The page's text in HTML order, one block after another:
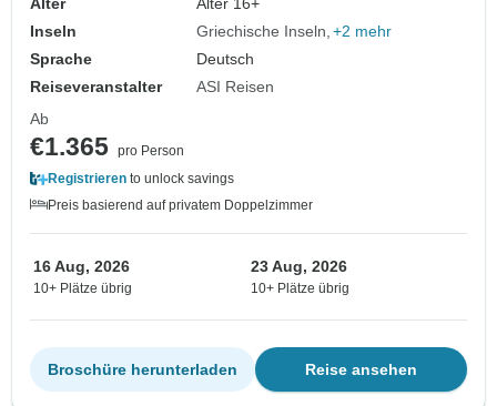
Inseln
Griechische Inseln +2 mehr
Sprache
Deutsch
Reiseveranstalter
ASI Reisen
Ab
€1.365 pro Person
Registrieren to unlock savings
Preis basierend auf privatem Doppelzimmer
16 Aug, 2026
10+ Plätze übrig
23 Aug, 2026
10+ Plätze übrig
Reise ansehen
Broschüre herunterladen